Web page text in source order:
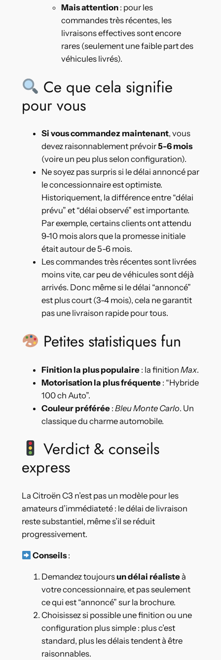
Mais attention: pour les
commandes très récentes, les
livraisons effectives sont encore
rares (seulement une faible part des
véhicules livrés).
Ce que cela signifie
pour vous
Si vous commandez maintenant, vous
devez raisonnablement prévoir5-6 mois
(voire un peu plus selon configuration).
Ne soyez pas surpris si le délai annoncé par
le concessionnaire est optimiste.
Historiquement, la différence entre “délai
prévu” et “délai observé” est importante.
Par exemple, certains clients ont attendu
9-10 mois alors que la promesse initiale
était autour de 5-6 mois.
Les commandes très récentes sont livrées
moins vite, car peu de véhicules sont déjà
arrivés. Donc même si le délai “annoncé”
est plus court (3-4 mois), cela ne garantit
pas une livraison rapide pour tous.
Petites statistiques fun
Finition la plus populaire: la finition Max.
Motorisation la plus fréquente: “Hybride
100 ch Auto”.
Couleur préférée: Bleu Monte Carlo. Un
classique du charme automobile.
Verdict & conseils
express
La Citroën C3 n’est pas un modèle pour les
amateurs d’immédiateté : le délai de livraison
reste substantiel, même s’il se réduit
progressivement.
Conseils:
Demandez toujours un délai réalisteà
votre concessionnaire, et pas seulement
ce qui est “annoncé” sur la brochure.
Choisissez si possible une finition ou une
configuration plus simple : plus c’est
standard, plus les délais tendent à être
raisonnables.